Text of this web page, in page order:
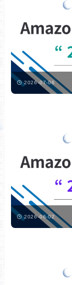
2026-07-06
2026-06-02